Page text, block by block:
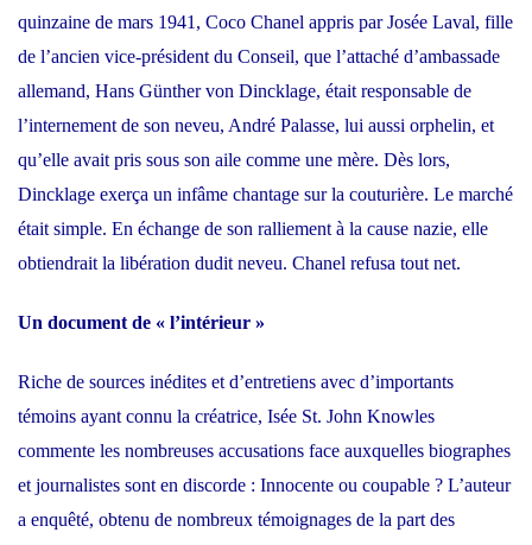
quinzaine de mars 1941, Coco Chanel appris par Josée Laval, fille
de l’ancien vice-président du Conseil, que l’attaché d’ambassade
allemand, Hans Günther von Dincklage, était responsable de
l’internement de son neveu, André Palasse, lui aussi orphelin, et
qu’elle avait pris sous son aile comme une mère. Dès lors,
Dincklage exerça un infâme chantage sur la couturière. Le marché
était simple. En échange de son ralliement à la cause nazie, elle
obtiendrait la libération dudit neveu. Chanel refusa tout net.
Un document de « l’intérieur »
Riche de sources inédites et d’entretiens avec d’importants
témoins ayant connu la créatrice, Isée St. John Knowles
commente les nombreuses accusations face auxquelles biographes
et journalistes sont en discorde : Innocente ou coupable ? L’auteur
a enquêté, obtenu de nombreux témoignages de la part des